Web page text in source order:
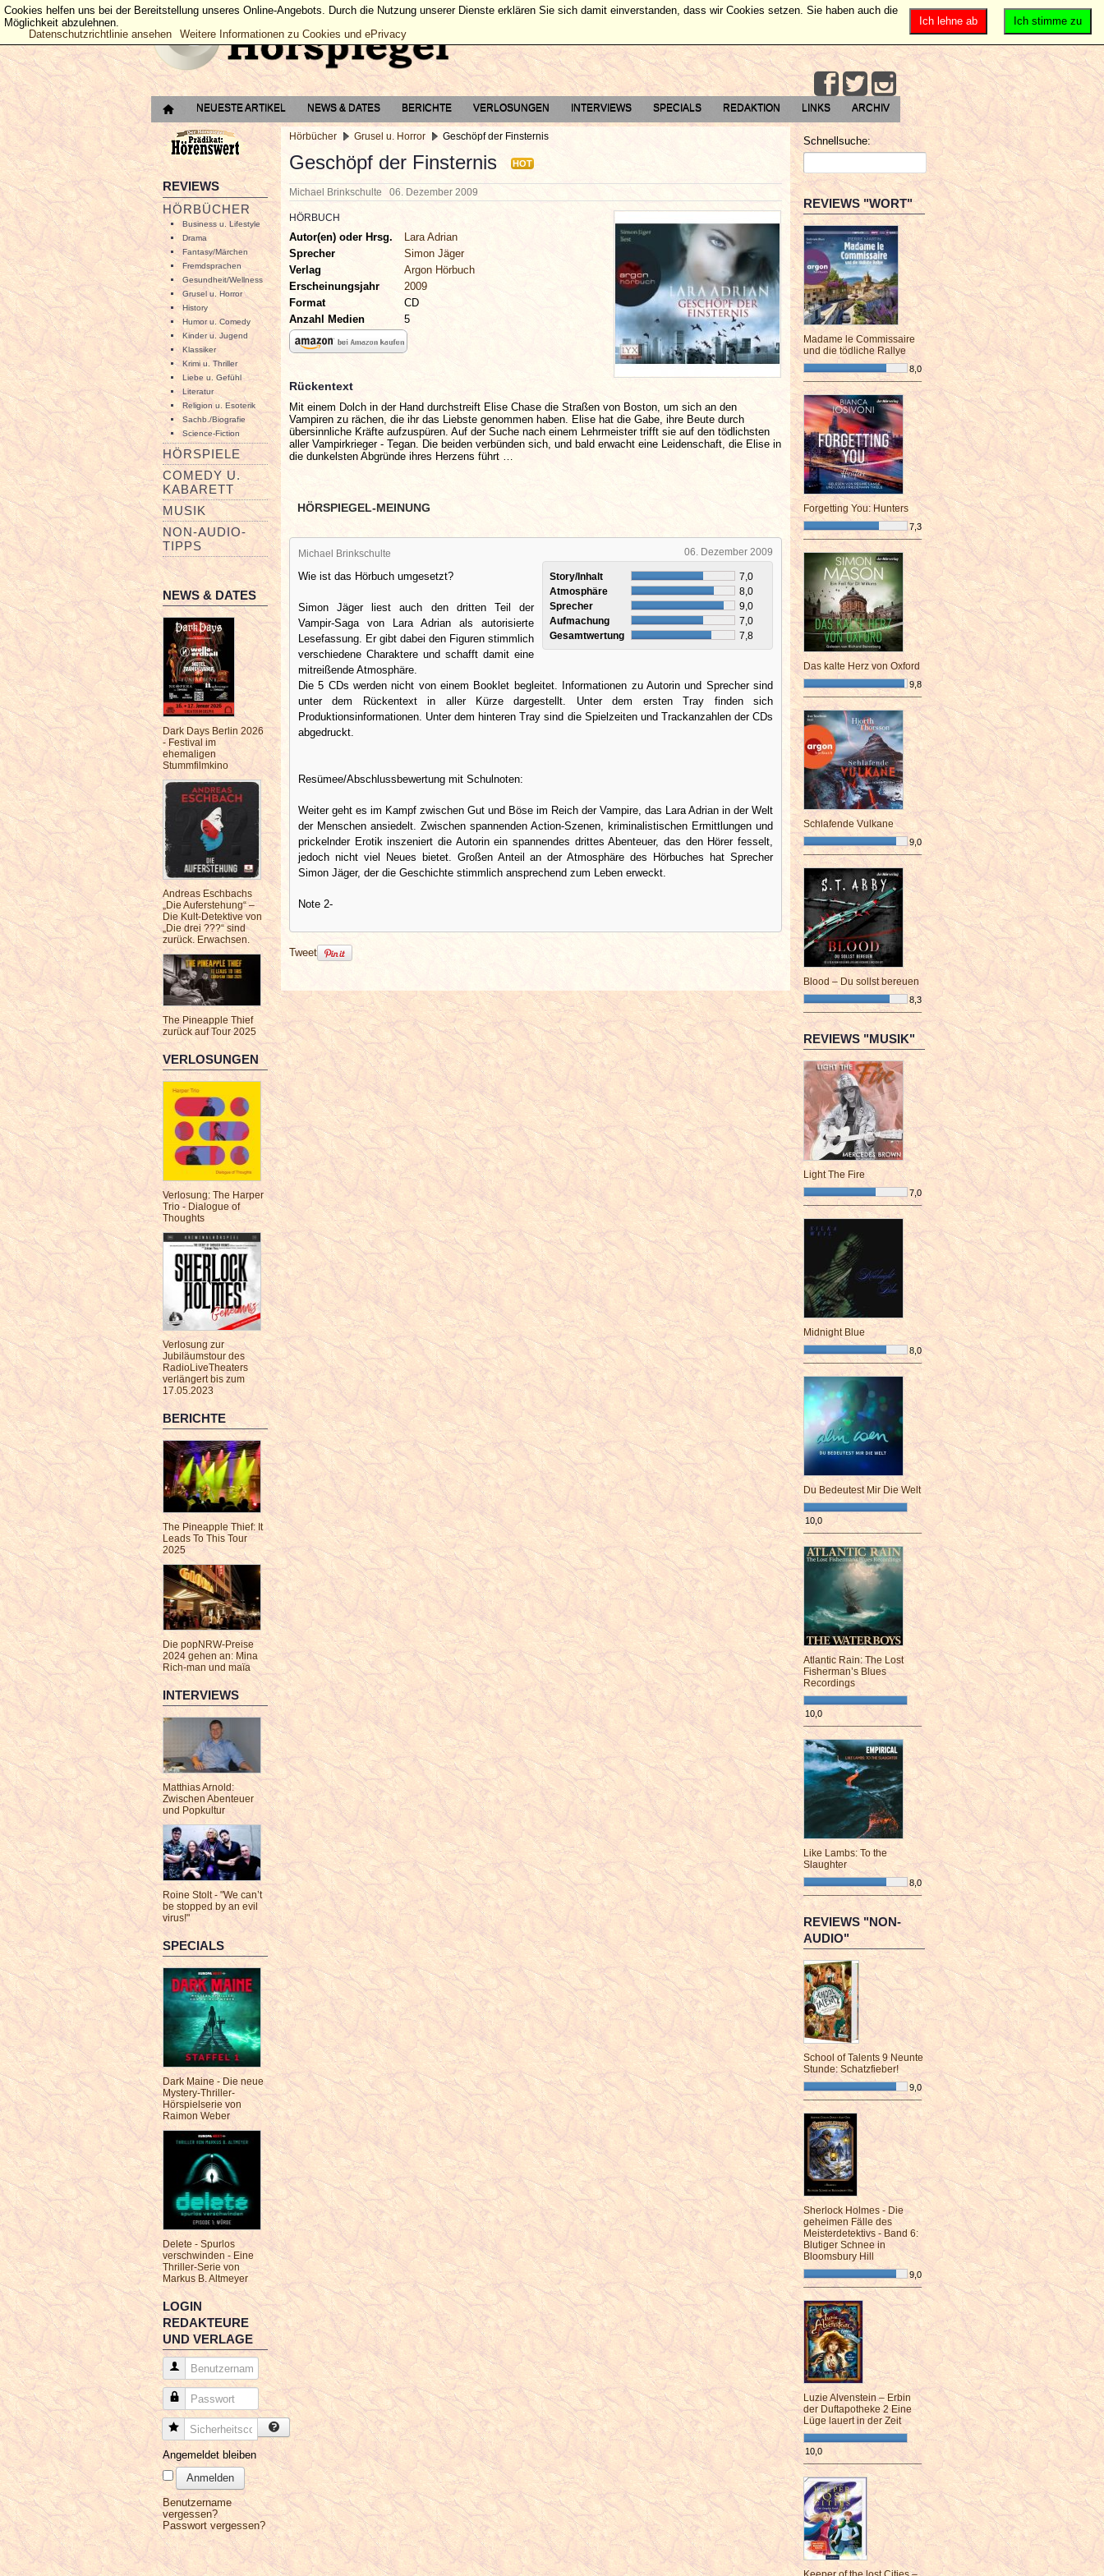
NEUESTE ARTIKEL NEWS & DATES BERICHTE VERLOSUNGEN INTERVIEWS SPECIALS REDAKTION LINKS ARCHIV
REVIEWS
HÖRBÜCHER
Business u. Lifestyle
Drama
Fantasy/Märchen
Fremdsprachen
Gesundheit/Wellness
Grusel u. Horror
History
Humor u. Comedy
Kinder u. Jugend
Klassiker
Krimi u. Thriller
Liebe u. Gefühl
Literatur
Religion u. Esoterik
Sachb./Biografie
Science-Fiction
HÖRSPIELE
COMEDY U.
KABARETT
MUSIK
NON-AUDIO-
TIPPS
NEWS & DATES
Dark Days Berlin 2026
- Festival im
ehemaligen
Stummfilmkino
Andreas Eschbachs
„Die Auferstehung“ –
Die Kult-Detektive von
„Die drei ???“ sind
zurück. Erwachsen.
The Pineapple Thief
zurück auf Tour 2025
VERLOSUNGEN
Verlosung: The Harper
Trio - Dialogue of
Thoughts
Verlosung zur
Jubiläumstour des
RadioLiveTheaters
verlängert bis zum
17.05.2023
BERICHTE
The Pineapple Thief: It
Leads To This Tour
2025
Die popNRW-Preise
2024 gehen an: Mina
Rich-man und maïa
INTERVIEWS
Matthias Arnold:
Zwischen Abenteuer
und Popkultur
Roine Stolt - "We can’t
be stopped by an evil
virus!"
SPECIALS
Dark Maine - Die neue
Mystery-Thriller-
Hörspielserie von
Raimon Weber
Delete - Spurlos
verschwinden - Eine
Thriller-Serie von
Markus B. Altmeyer
LOGIN
REDAKTEURE
UND VERLAGE
Benutzername
Passwort
Sicherheitscode
Angemeldet bleiben
Anmelden
Benutzername
vergessen?
Passwort vergessen?
Hörbücher Grusel u. Horror Geschöpf der Finsternis
Geschöpf der Finsternis HOT
Michael Brinkschulte 06. Dezember 2009
HÖRBUCH
Autor(en) oder Hrsg.
Lara Adrian
Sprecher
Simon Jäger
Verlag
Argon Hörbuch
Erscheinungsjahr
2009
Format
CD
Anzahl Medien
5
Rückentext
Mit einem Dolch in der Hand durchstreift Elise Chase die Straßen von Boston, um sich an den
Vampiren zu rächen, die ihr das Liebste genommen haben. Elise hat die Gabe, ihre Beute durch
übersinnliche Kräfte aufzuspüren. Auf der Suche nach einem Lehrmeister trifft sie auf den tödlichsten
aller Vampirkrieger - Tegan. Die beiden verbünden sich, und bald erwacht eine Leidenschaft, die Elise in
die dunkelsten Abgründe ihres Herzens führt …
HÖRSPIEGEL-MEINUNG
06. Dezember 2009
Michael Brinkschulte
Story/Inhalt
7,0
Atmosphäre
8,0
Sprecher
9,0
Aufmachung
7,0
Gesamtwertung
7,8
Wie ist das Hörbuch umgesetzt?
Simon Jäger liest auch den dritten Teil der
Vampir-Saga von Lara Adrian als autorisierte
Lesefassung. Er gibt dabei den Figuren stimmlich
verschiedene Charaktere und schafft damit eine
mitreißende Atmosphäre.
Die 5 CDs werden nicht von einem Booklet begleitet. Informationen zu Autorin und Sprecher sind
unter dem Rückentext in aller Kürze dargestellt. Unter dem ersten Tray finden sich
Produktionsinformationen. Unter dem hinteren Tray sind die Spielzeiten und Trackanzahlen der CDs
abgedruckt.
Resümee/Abschlussbewertung mit Schulnoten:
Weiter geht es im Kampf zwischen Gut und Böse im Reich der Vampire, das Lara Adrian in der Welt
der Menschen ansiedelt. Zwischen spannenden Action-Szenen, kriminalistischen Ermittlungen und
prickelnder Erotik inszeniert die Autorin ein spannendes drittes Abenteuer, das den Hörer fesselt,
jedoch nicht viel Neues bietet. Großen Anteil an der Atmosphäre des Hörbuches hat Sprecher
Simon Jäger, der die Geschichte stimmlich ansprechend zum Leben erweckt.
Note 2-
Tweet
Schnellsuche:
REVIEWS "WORT"
Madame le Commissaire
und die tödliche Rallye
8,0
¯¯¯¯¯¯¯¯¯¯¯¯¯¯¯¯¯¯¯¯¯¯¯¯
Forgetting You: Hunters
7,3
¯¯¯¯¯¯¯¯¯¯¯¯¯¯¯¯¯¯¯¯¯¯¯¯
Das kalte Herz von Oxford
9,8
¯¯¯¯¯¯¯¯¯¯¯¯¯¯¯¯¯¯¯¯¯¯¯¯
Schlafende Vulkane
9,0
¯¯¯¯¯¯¯¯¯¯¯¯¯¯¯¯¯¯¯¯¯¯¯¯
Blood – Du sollst bereuen
8,3
¯¯¯¯¯¯¯¯¯¯¯¯¯¯¯¯¯¯¯¯¯¯¯¯
REVIEWS "MUSIK"
Light The Fire
7,0
¯¯¯¯¯¯¯¯¯¯¯¯¯¯¯¯¯¯¯¯¯¯¯¯
Midnight Blue
8,0
¯¯¯¯¯¯¯¯¯¯¯¯¯¯¯¯¯¯¯¯¯¯¯¯
Du Bedeutest Mir Die Welt
10,0
¯¯¯¯¯¯¯¯¯¯¯¯¯¯¯¯¯¯¯¯¯¯¯¯
Atlantic Rain: The Lost
Fisherman’s Blues
Recordings
10,0
¯¯¯¯¯¯¯¯¯¯¯¯¯¯¯¯¯¯¯¯¯¯¯¯
Like Lambs: To the
Slaughter
8,0
¯¯¯¯¯¯¯¯¯¯¯¯¯¯¯¯¯¯¯¯¯¯¯¯
REVIEWS "NON-
AUDIO"
School of Talents 9 Neunte
Stunde: Schatzfieber!
9,0
¯¯¯¯¯¯¯¯¯¯¯¯¯¯¯¯¯¯¯¯¯¯¯¯
Sherlock Holmes - Die
geheimen Fälle des
Meisterdetektivs - Band 6:
Blutiger Schnee in
Bloomsbury Hill
9,0
¯¯¯¯¯¯¯¯¯¯¯¯¯¯¯¯¯¯¯¯¯¯¯¯
Luzie Alvenstein – Erbin
der Duftapotheke 2 Eine
Lüge lauert in der Zeit
10,0
¯¯¯¯¯¯¯¯¯¯¯¯¯¯¯¯¯¯¯¯¯¯¯¯
Ich stimme zu
Ich lehne ab
Cookies helfen uns bei der Bereitstellung unseres Online-Angebots. Durch die Nutzung unserer Dienste erklären Sie sich damit einverstanden, dass wir Cookies setzen. Sie haben auch die
Möglichkeit abzulehnen.
Datenschutzrichtlinie ansehen
Weitere Informationen zu Cookies und ePrivacy